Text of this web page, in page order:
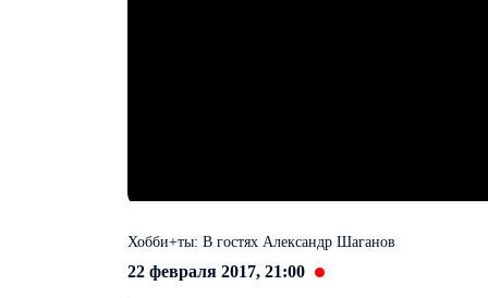
Хобби+ты: В гостях Александр Шаганов
22 февраля 2017, 21:00